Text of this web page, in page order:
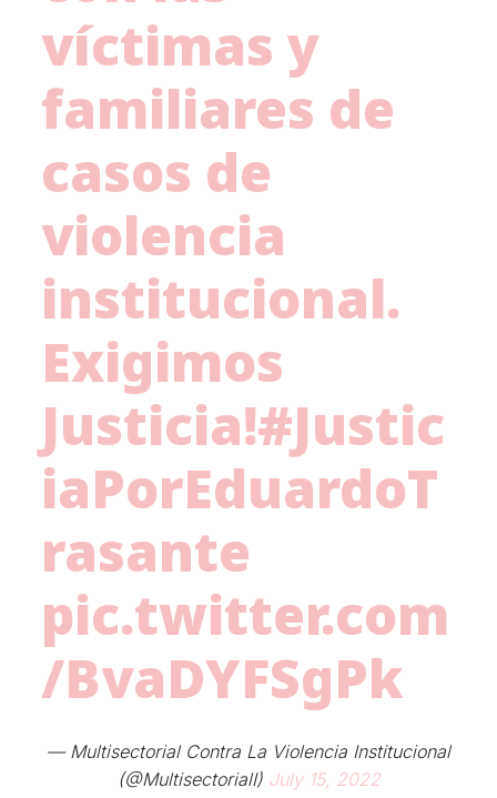
víctimas y
familiares de
casos de
violencia
institucional.
Exigimos
Justicia!#Justic
iaPorEduardoT
rasante
pic.twitter.com
/BvaDYFSgPk
— Multisectorial Contra La Violencia Institucional
(@MultisectorialI) July 15, 2022